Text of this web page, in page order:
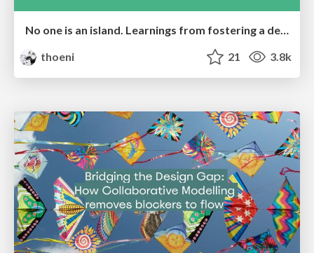
No one is an island. Learnings from fostering a developers community.
thoeni
21 3.8k